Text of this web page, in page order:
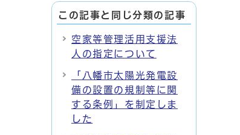
この記事と同じ分類の記事
空家等管理活用支援法
人の指定について
「八幡市太陽光発電設
備の設置の規制等に関
する条例」を制定しま
した